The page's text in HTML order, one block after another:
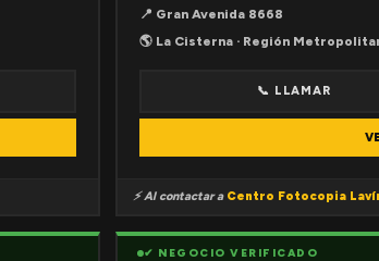
📍 Gran Avenida 8668
🌎 La Cisterna · Región
📞 LLAMAR
⚡ Al contactar a Centro Fotocopia
✔ NEGOCIO VERIFICADO